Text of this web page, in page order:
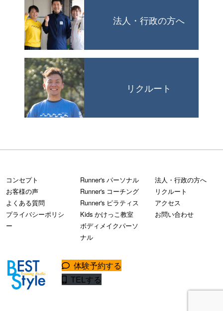
法人・行政の方へ
リクルート
コンセプト
お客様の声
よくある質問
プライバシーポリシ
ー
Runner's パーソナル
Runner's コーチング
Runner's ピラティス
Kids かけっこ教室
ボディメイクパーソ
ナル
法人・行政の方へ
リクルート
アクセス
お問い合わせ
体験予約する
TELする